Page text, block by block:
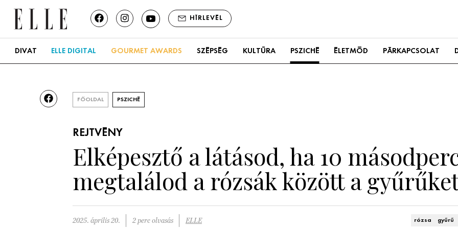
HÍRLEVÉL
DIVAT ELLE DIGITAL GOURMET AWARDS SZÉPSÉG KULTÚRA PSZICHÉ ÉLETMÓD PÁRKAPCSOLAT
FŐOLDAL PSZICHÉ
REJTVÉNY
Elképesztő a látásod, ha 10
megtalálod a rózsák között a
2025. április 20. 2 perc olvasás ELLE rózsa gyűrű